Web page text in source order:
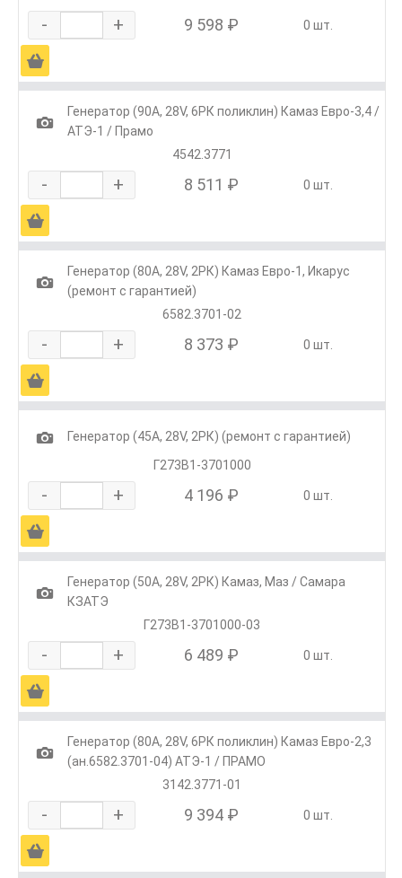
- + 9 598 ₽ 0 шт.
Ä
1
Генератор (90А, 28V, 6РК поликлин) Камаз Евро-3,4 /
АТЭ-1 / Прамо
4542.3771
- + 8 511 ₽ 0 шт.
Ä
1
Генератор (80А, 28V, 2РК) Камаз Евро-1, Икарус
(ремонт с гарантией)
6582.3701-02
- + 8 373 ₽ 0 шт.
Ä
1
Генератор (45А, 28V, 2РК) (ремонт с гарантией)
Г273В1-3701000
- + 4 196 ₽ 0 шт.
Ä
1
Генератор (50А, 28V, 2РК) Камаз, Маз / Самара
КЗАТЭ
Г273В1-3701000-03
- + 6 489 ₽ 0 шт.
Ä
1
Генератор (80А, 28V, 6РК поликлин) Камаз Евро-2,3
(ан.6582.3701-04) АТЭ-1 / ПРАМО
3142.3771-01
- + 9 394 ₽ 0 шт.
Ä